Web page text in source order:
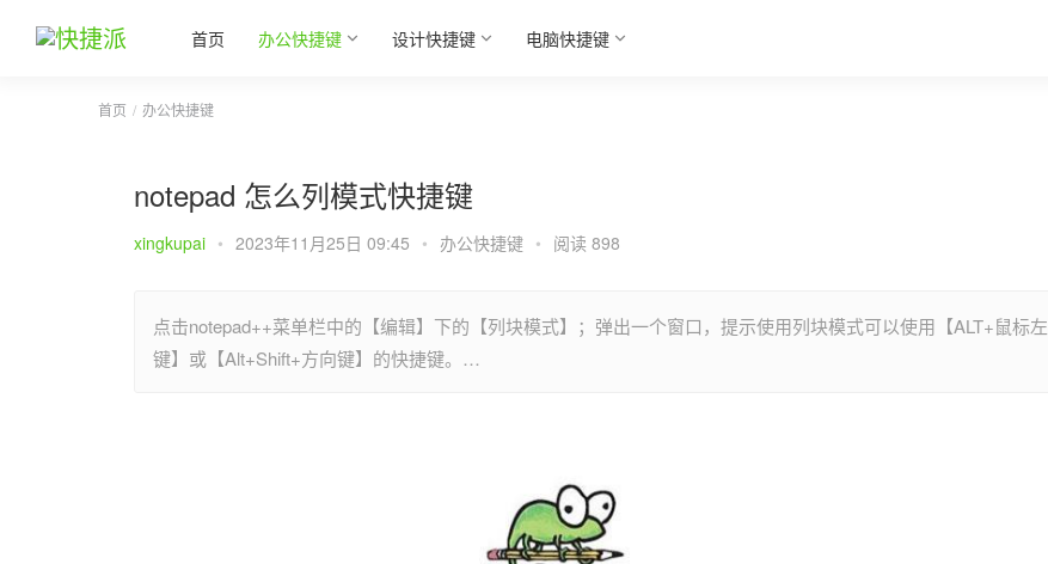
首页 办公快捷键 设计快捷键 电脑快捷键
首页 办公快捷键
notepad 怎么列模式快捷键
xingkupai • 2023年11月25日 09:45 • 办公快捷键 • 阅读 898
点击notepad++菜单栏中的【编辑】下的【列块模式】；弹出一个窗口，提示使用列块模式可以使用【ALT+鼠标左
键】或【Alt+Shift+方向键】的快捷键。…